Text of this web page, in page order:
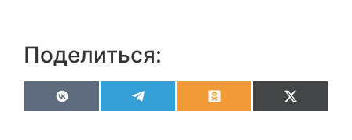
Поделиться:
VK OdnoklassnikiX
(Twitter)